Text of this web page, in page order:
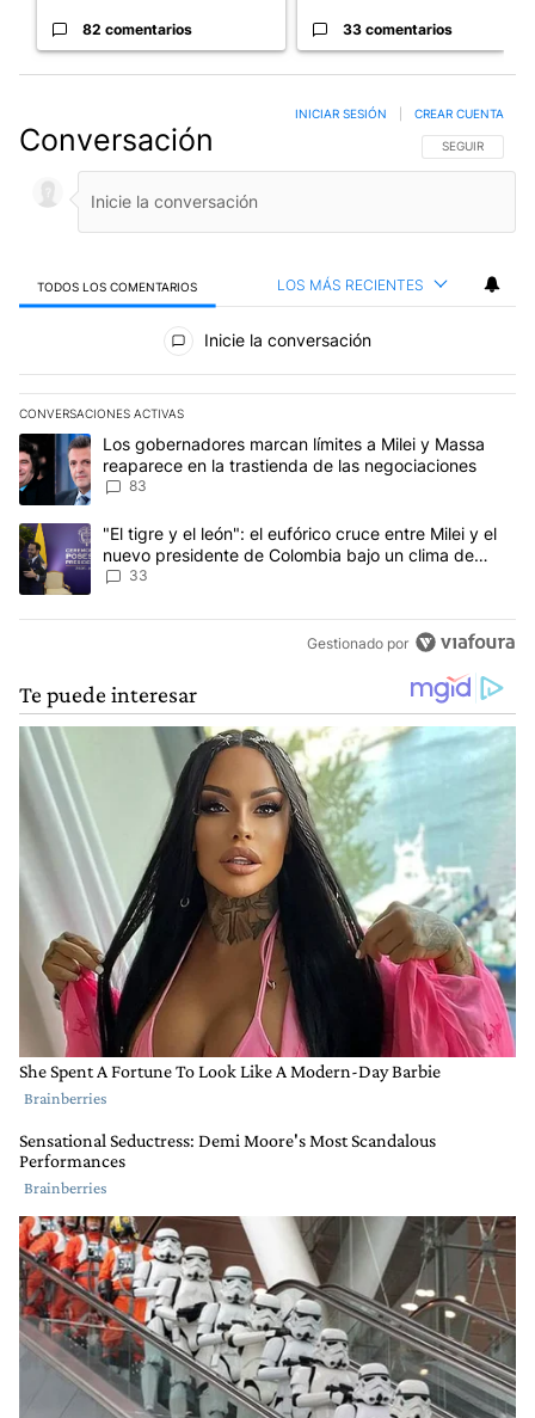
82 comentarios 33 comentarios
Conversación SIGA ESTA
SEGUIR
INICIAR SESIÓN CREAR CUENTA
TODOS LOS COMENTARIOS LOS MÁS RECIENTES
Todos los comentarios
Inicie la conversación
CONVERSACIONES ACTIVAS
Este listado muestra los artículos con más comentarios en los
Un artículo de tendencia con el título "Los gobernadores
Los gobernadores marcan límites a Milei y Massa
reaparece en la trastienda de las negociaciones
83
Un artículo de tendencia con el título ""El tigre y el león": el
"El tigre y el león": el eufórico cruce entre Milei y el
nuevo presidente de Colombia bajo un clima de
máxima tensión
33
Gestionado por